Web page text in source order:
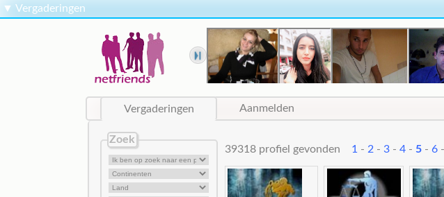
▼ Vergaderingen
Vergaderingen Aanmelden
Zoek
39318 profiel gevonden 1- 2- 3- 4- 5- 6-